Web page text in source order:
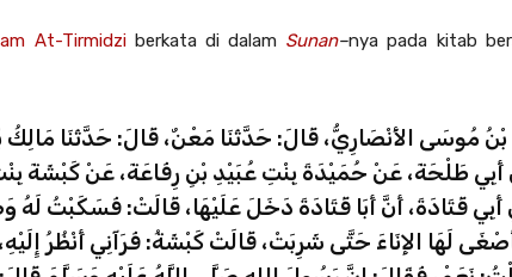
At-Tirmidziberkata di dalam Sunan–nya pada kitab
مُوسَى الأَنْصَارِيُّ، قَالَ: حَدَّثَنَا مَعْنٌ، قَالَ: حَدَّثَنَا
أَبِي طَلْحَةَ، عَنْ حُمَيْدَةَ بِنْتِ عُبَيْدِ بْنِ رِفَاعَةَ، عَنْ كَبْشَةَ
أَبِي قَتَادَةَ، أَنَّ أَبَا قَتَادَةَ دَخَلَ عَلَيْهَا، قَالَتْ: فَسَكَبْتُ
لَهَا الإِنَاءَ حَتَّى شَرِبَتْ، قَالَتْ كَبْشَةُ: فَرَآنِي أَنْظُرُ